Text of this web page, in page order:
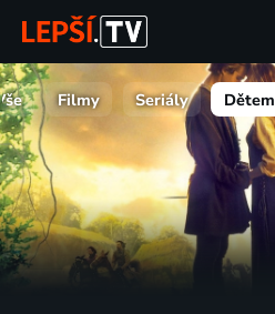
Filmy Seriály Dětem